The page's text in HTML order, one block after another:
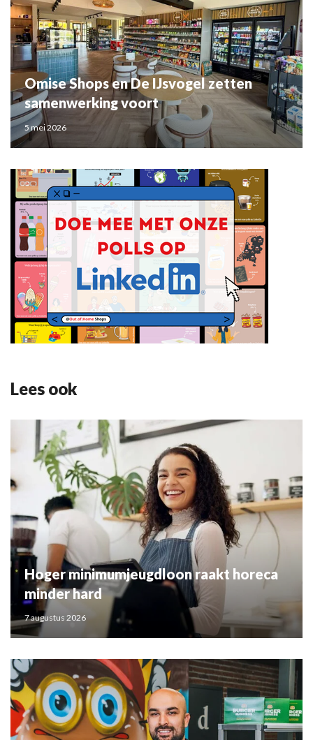
Omise Shops en De IJsvogel zetten
samenwerking voort
5 mei 2026
Lees ook
Hoger minimumjeugdloon raakt horeca
minder hard
7 augustus 2026